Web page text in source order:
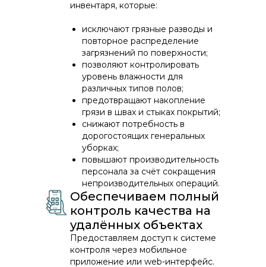
инвентаря, которые:
исключают грязные разводы и
повторное распределение
загрязнений по поверхности;
позволяют контролировать
уровень влажности для
различных типов полов;
предотвращают накопление
грязи в швах и стыках покрытий;
снижают потребность в
дорогостоящих генеральных
уборках;
повышают производительность
персонала за счёт сокращения
непроизводительных операций.
Обеспечиваем полный
контроль качества на
удалённых объектах
Предоставляем доступ к системе
контроля через мобильное
приложение или web-интерфейс.